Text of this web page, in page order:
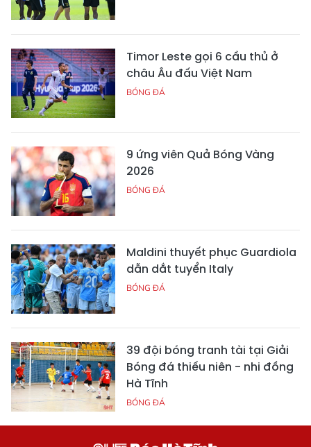
Timor Leste gọi 6 cầu thủ ở
châu Âu đấu Việt Nam
BÓNG ĐÁ
9 ứng viên Quả Bóng Vàng
2026
BÓNG ĐÁ
Maldini thuyết phục Guardiola
dẫn dắt tuyển Italy
BÓNG ĐÁ
39 đội bóng tranh tài tại Giải
Bóng đá thiếu niên - nhi đồng
Hà Tĩnh
BÓNG ĐÁ